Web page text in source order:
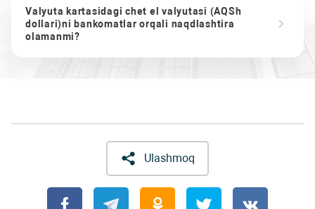
Valyuta kartasidagi chet el valyutasi (AQSh
dollari)ni bankomatlar orqali naqdlashtira
olamanmi?
Ulashmoq